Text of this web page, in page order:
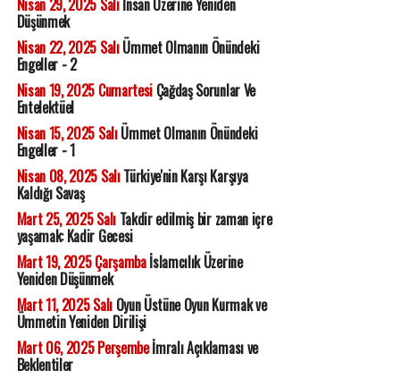
Nisan 29, 2025 Salıİnsan Üzerine Yeniden
Düşünmek
Nisan 22, 2025 SalıÜmmet Olmanın Önündeki
Engeller - 2
Nisan 19, 2025 CumartesiÇağdaş Sorunlar Ve
Entelektüel
Nisan 15, 2025 SalıÜmmet Olmanın Önündeki
Engeller - 1
Nisan 08, 2025 SalıTürkiye'nin Karşı Karşıya
Kaldığı Savaş
Mart 25, 2025 SalıTakdir edilmiş bir zaman içre
yaşamak: Kadir Gecesi
Mart 19, 2025 Çarşambaİslamcılık Üzerine
Yeniden Düşünmek
Mart 11, 2025 SalıOyun Üstüne Oyun Kurmak ve
Ümmetin Yeniden Dirilişi
Mart 06, 2025 Perşembeİmralı Açıklaması ve
Beklentiler